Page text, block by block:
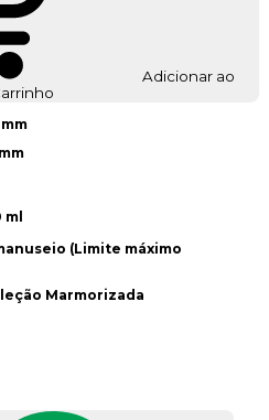
Adicionar ao
ml
(Limite máximo
Marmorizada